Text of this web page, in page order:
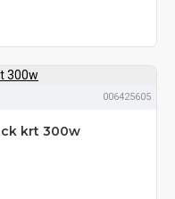
006425605
krt 300w